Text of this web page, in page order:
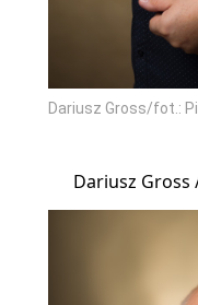
Dariusz Gross/fot.:
Dariusz Gross